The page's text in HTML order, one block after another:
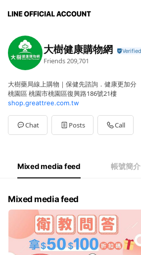
大樹健康購物網
Friends 209,701
大樹藥局線上購物｜保健先諮詢．健康更加分
桃園區 桃園市桃園區復興路186號21樓
shop.greattree.com.tw
Chat Posts Call
Mixed media feed 帳號簡介
Mixed media feed